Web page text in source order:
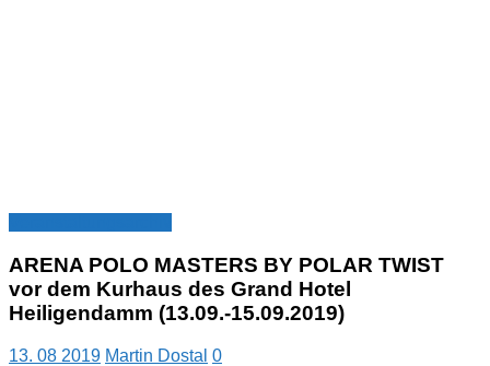
ARENA POLO MASTERS BY POLAR TWIST
vor dem Kurhaus des Grand Hotel
Heiligendamm (13.09.-15.09.2019)
13. 08 2019 Martin Dostal 0